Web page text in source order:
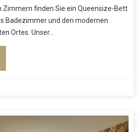
Zimmern finden Sie ein Queensize-Bett
Badezimmer und den modernen
Ortes. Unser...